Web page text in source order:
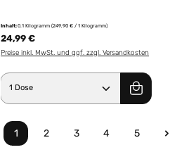
Inhalt:0.1 Kilogramm (249,90 € / 1 Kilogramm)
24,99 €
Preise inkl. MwSt. und ggf. zzgl. Versandkosten
Produkt Anzahl: Gib
Seite
1
Seite
2
Seite
3
Seite
4
Seite
5